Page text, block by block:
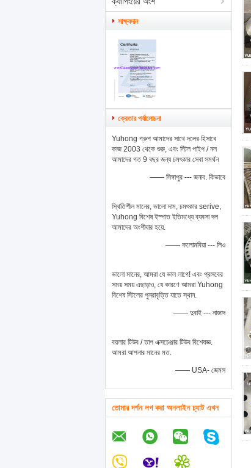
সাক্ষ্যদান
ক্রেতার পর্যালোচনা
Yuhong গ্রুপ আমাদের সাথে দলের হিসাবে
কাজ 2003 থেকে শুরু, এবং স্টিল পাইপ / নল
আমাদের গত 9 বছর জন্য চমৎকার সেবা সমর্থন
—— সিঙ্গাপুর --- জনাব. কিভাবে
স্থিতিশীল মানের, ভালো দাম, চমৎকার serive,
Yuhong বিশেষ ইস্পাত ইতিমধ্যে ব্যবসা দল
আমাদের অংশীদার হয়ে.
—— কলোমবিয়া --- লিও
ভালো মানের, আমরা যে ভাল লাগে! এবং প্রসবের
সময় সময় এছাড়াও, যে কারণে আমরা Yuhong
বিশেষ স্টিলের পুনরাবৃত্তি যাতে স্থান.
—— দুবাই --- নাজাদ
বয়লার টিউব / তাপ এক্সচেঞ্জার টিউব বিশেষজ্ঞ.
আমরা আপনার মানের মত.
—— USA- জেমস
তোমার দর্শন লগ করা অনলাইন চ্যাট এখন